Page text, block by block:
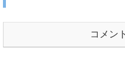
コメン